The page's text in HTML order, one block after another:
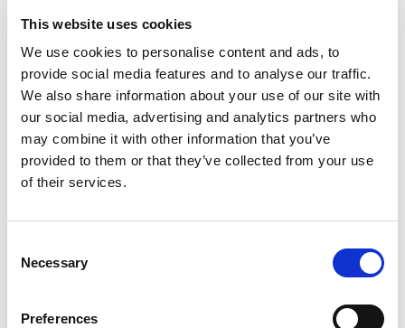
This website uses cookies
We use cookies to personalise content and ads, to
provide social media features and to analyse our traffic.
We also share information about your use of our site with
our social media, advertising and analytics partners who
may combine it with other information that you’ve
provided to them or that they’ve collected from your use
of their services.
Selection
Necessary
Preferences
⚡
Ai Order Completion
Funktion erkunden
Ai Cart Sharing